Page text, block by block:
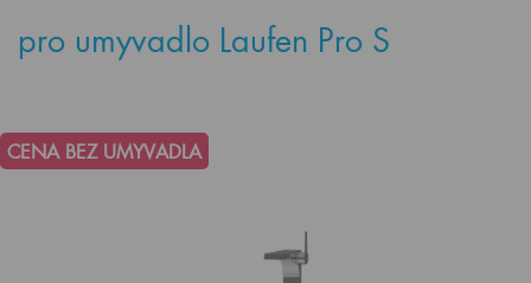
pro umyvadlo Laufen Pro S
CENA BEZ UMYVADLA